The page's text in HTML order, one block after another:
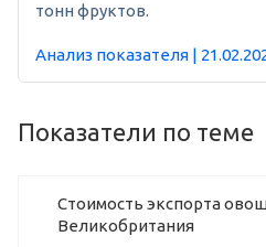
тонн фруктов.
Анализ показателя |
Показатели по теме
Стоимость экспорта
Великобритания